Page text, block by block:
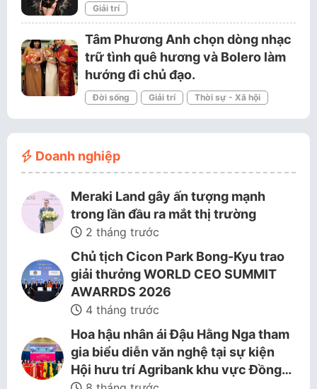
Giải trí
Tâm Phương Anh chọn dòng nhạc
trữ tình quê hương và Bolero làm
hướng đi chủ đạo.
Đời sống Giải trí Thời sự - Xã hội
Doanh nghiệp
Meraki Land gây ấn tượng mạnh
trong lần đầu ra mắt thị trường
2 tháng trước
Chủ tịch Cicon Park Bong-Kyu trao
giải thưởng WORLD CEO SUMMIT
AWARRDS 2026
4 tháng trước
Hoa hậu nhân ái Đậu Hằng Nga tham
gia biểu diễn văn nghệ tại sự kiện
Hội hưu trí Agribank khu vực Đồng…